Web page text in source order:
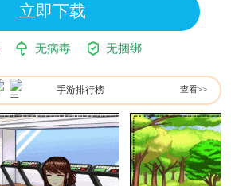
立即下载
无病毒 无捆绑
手游排行榜 查看>>